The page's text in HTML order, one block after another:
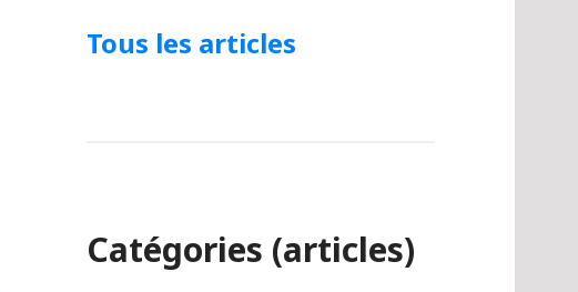
Tous les articles
Catégories (articles)